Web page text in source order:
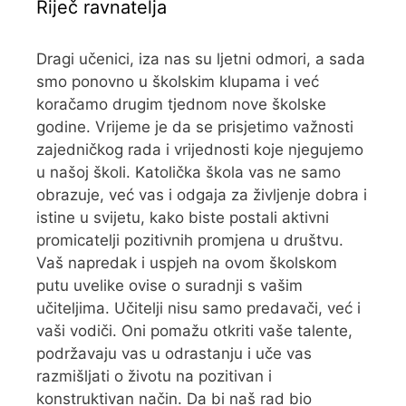
Riječ ravnatelja
Dragi učenici, iza nas su ljetni odmori, a sada
smo ponovno u školskim klupama i već
koračamo drugim tjednom nove školske
godine. Vrijeme je da se prisjetimo važnosti
zajedničkog rada i vrijednosti koje njegujemo
u našoj školi. Katolička škola vas ne samo
obrazuje, već vas i odgaja za življenje dobra i
istine u svijetu, kako biste postali aktivni
promicatelji pozitivnih promjena u društvu.
Vaš napredak i uspjeh na ovom školskom
putu uvelike ovise o suradnji s vašim
učiteljima. Učitelji nisu samo predavači, već i
vaši vodiči. Oni pomažu otkriti vaše talente,
podržavaju vas u odrastanju i uče vas
razmišljati o životu na pozitivan i
konstruktivan način. Da bi naš rad bio